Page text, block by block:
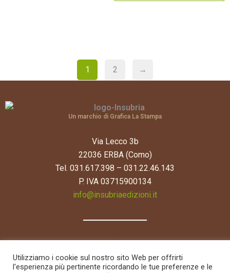
1 2 →
Un marchio di Grafica La Stampa
Via Lecco 3b
22036 ERBA (Como)
Tel. 031.617.398 – 031.22.46.143
P. IVA 03715900134
info@insubriaedizioni.it
Utilizziamo i cookie sul nostro sito Web per offrirti
l'esperienza più pertinente ricordando le tue preferenze e le